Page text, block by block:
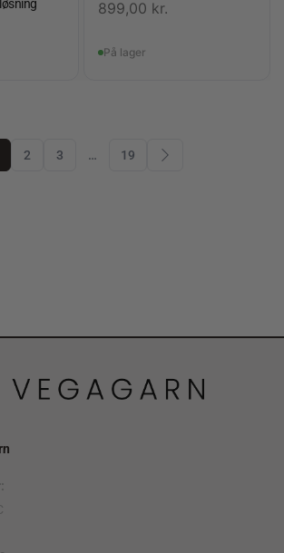
899,00 kr.
På lager
2 3 … 19